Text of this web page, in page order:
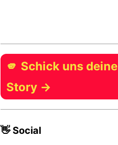
🫵 Schick uns deine
Story →
👋 Social